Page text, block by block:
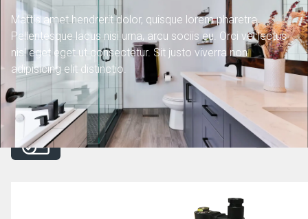
Mattis amet hendrerit dolor, quisque lorem pharetra.
Pellentesque lacus nisi urna, arcu sociis eu. Orci vel lectus
nisl eget eget ut consectetur. Sit justo viverra non
adipisicing elit distinctio.